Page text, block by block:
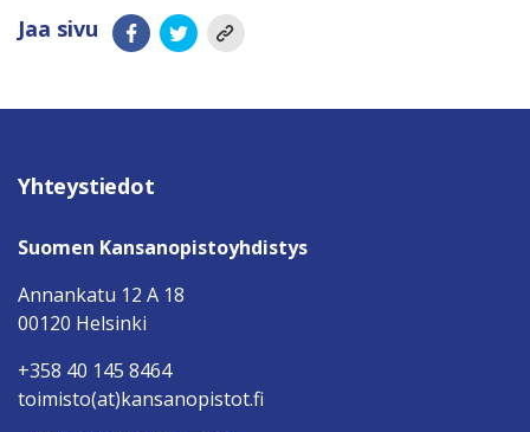
Jaa sivu
Yhteystiedot
Suomen Kansanopistoyhdistys
Annankatu 12 A 18
00120 Helsinki
+358 40 145 8464
toimisto(at)kansanopistot.fi